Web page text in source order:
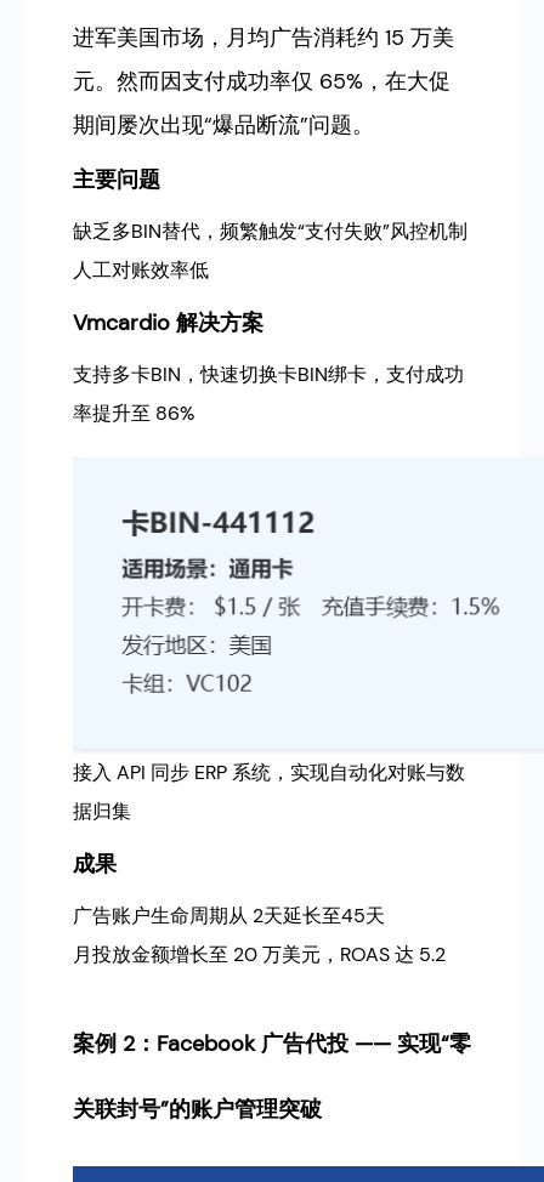
进军美国市场，月均广告消耗约 15 万美
元。然而因支付成功率仅 65%，在大促
期间屡次出现“爆品断流”问题。
主要问题
缺乏多BIN替代，频繁触发“支付失败”风控机制
人工对账效率低
Vmcardio 解决方案
支持多卡BIN，快速切换卡BIN绑卡，支付成功
率提升至 86%
接入 API 同步 ERP 系统，实现自动化对账与数
据归集
成果
广告账户生命周期从 2天延长至45天
月投放金额增长至 20 万美元，ROAS 达 5.2
案例 2：Facebook 广告代投 —— 实现“零
关联封号”的账户管理突破